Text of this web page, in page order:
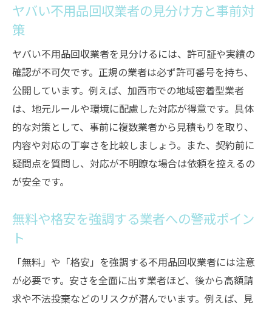
ヤバい不用品回収業者の見分け方と事前対
策
ヤバい不用品回収業者を見分けるには、許可証や実績の
確認が不可欠です。正規の業者は必ず許可番号を持ち、
公開しています。例えば、加西市での地域密着型業者
は、地元ルールや環境に配慮した対応が得意です。具体
的な対策として、事前に複数業者から見積もりを取り、
内容や対応の丁寧さを比較しましょう。また、契約前に
疑問点を質問し、対応が不明瞭な場合は依頼を控えるの
が安全です。
無料や格安を強調する業者への警戒ポイン
ト
「無料」や「格安」を強調する不用品回収業者には注意
が必要です。安さを全面に出す業者ほど、後から高額請
求や不法投棄などのリスクが潜んでいます。例えば、見